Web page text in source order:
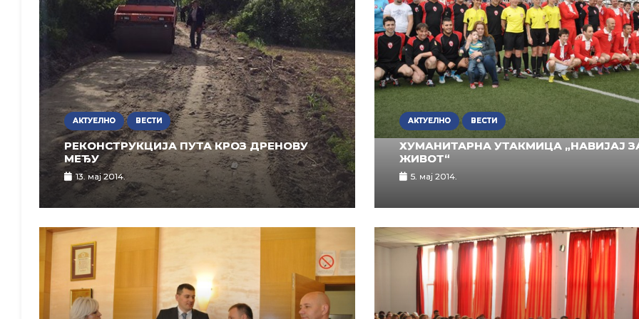
АКТУЕЛНО ВЕСТИ
РЕКОНСТРУКЦИЈА ПУТА КРОЗ ДРЕНОВУ
МЕЂУ
13. мај 2014.
АКТУЕЛНО ВЕСТИ
ХУМАНИТАРНА УТАКМИЦА „НАВИЈАЈ
ЖИВОТ“
5. мај 2014.